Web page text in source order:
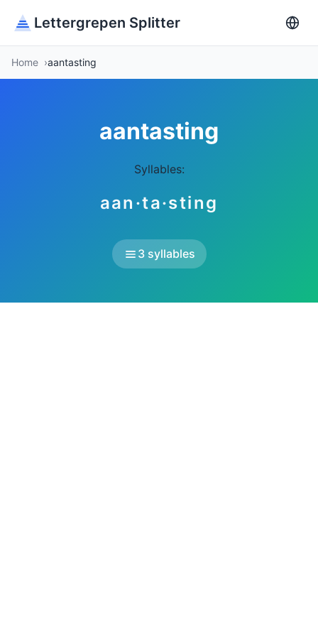
Lettergrepen Splitter
Home aantasting
aantasting
Syllables:
aan·ta·sting
3 syllables